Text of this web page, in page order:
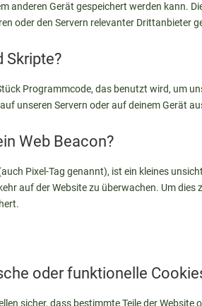
anderen Gerät gespeichert werden kann.
oder den Servern relevanter Drittanbieter
Skripte?
Programmcode, das benutzt wird, um
unseren Servern oder auf deinem Gerät
Web Beacon?
Pixel-Tag genannt), ist ein kleines
auf der Website zu überwachen. Um
oder funktionelle
sicher, dass bestimmte Teile der